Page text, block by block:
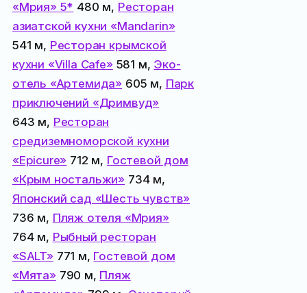
«Мрия» 5* 480 м, Ресторан
азиатской кухни «Mandarin»
541 м, Ресторан крымской
кухни «Villa Cafe»581 м, Эко-
отель «Артемида» 605 м, Парк
приключений «Дримвуд»
643 м, Ресторан
средиземноморской кухни
«Epicure» 712 м, Гостевой дом
«Крым ностальжи» 734 м,
Японский сад «Шесть чувств»
736 м, Пляж отеля «Мрия»
764 м, Рыбный ресторан
«SALT»771 м, Гостевой дом
«Мята»790 м, Пляж